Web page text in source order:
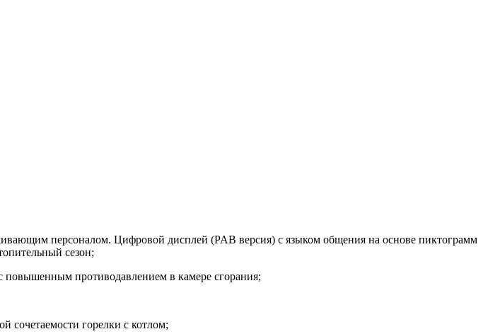
персоналом. Цифровой дисплей (PAB версия) с языком общения на основе пиктограмм
сезон;
повышенным противодавлением в камере сгорания;
сочетаемости горелки с котлом;